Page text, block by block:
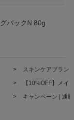
パックN 80g
スキンケアブラン
【10%OFF】メイ
キャンペーン | 通販